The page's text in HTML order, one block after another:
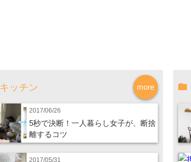
more
キッチン
2017/06/26
5秒で決断！一人暮らし女子が、断捨
離するコツ
2017/05/31